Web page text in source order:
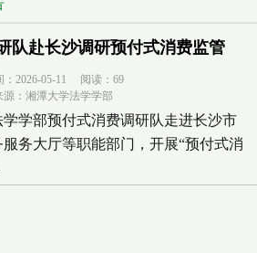
队赴长沙调研预付式消费监管
：2026-05-11 阅读： 69
源：湘潭大学法学学部
部预付式消费调研队走进长沙市
务大厅等职能部门，开展“预付式消